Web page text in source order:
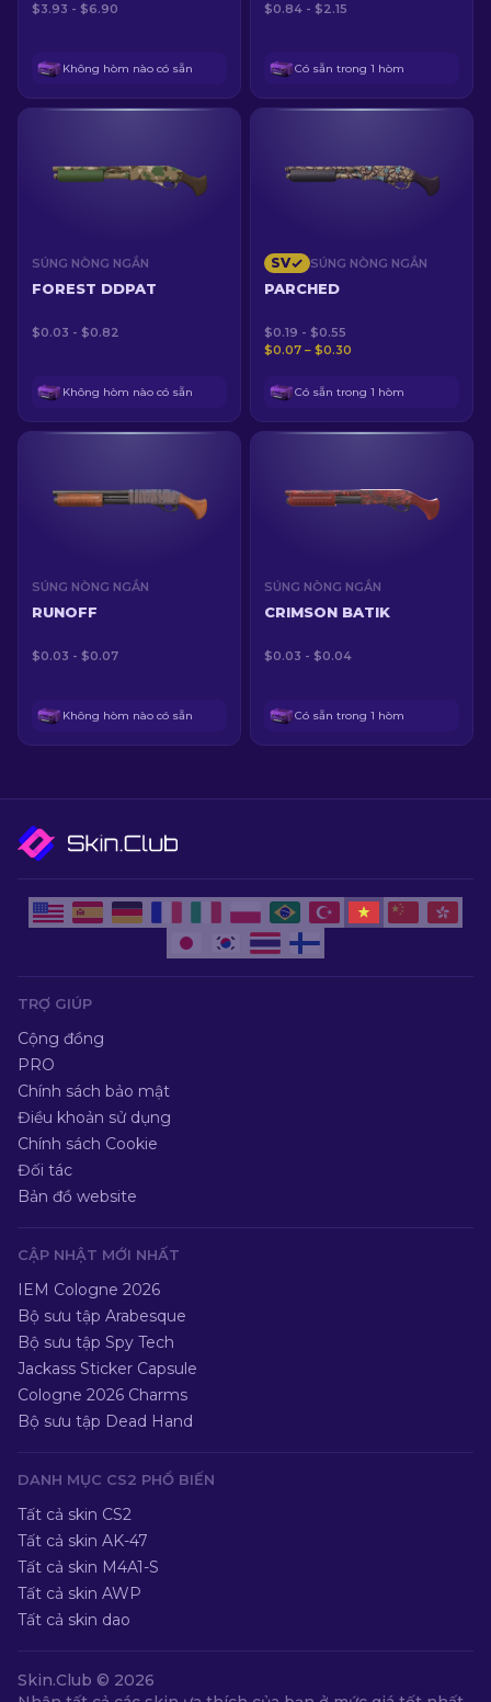
$3.93 - $6.90
Không hòm nào có sẵn
$0.84 - $2.15
Có sẵn trong 1 hòm
SÚNG NÒNG NGẮN
FOREST DDPAT
$0.03 - $0.82
Không hòm nào có sẵn
SV SÚNG NÒNG NGẮN
PARCHED
$0.19 - $0.55
$0.07 – $0.30
Có sẵn trong 1 hòm
SÚNG NÒNG NGẮN
RUNOFF
$0.03 - $0.07
Không hòm nào có sẵn
SÚNG NÒNG NGẮN
CRIMSON BATIK
$0.03 - $0.04
Có sẵn trong 1 hòm
TRỢ GIÚP
Cộng đồng
PRO
Chính sách bảo mật
Điều khoản sử dụng
Chính sách Cookie
Đối tác
Bản đồ website
CẬP NHẬT MỚI NHẤT
IEM Cologne 2026
Bộ sưu tập Arabesque
Bộ sưu tập Spy Tech
Jackass Sticker Capsule
Cologne 2026 Charms
Bộ sưu tập Dead Hand
DANH MỤC CS2 PHỔ BIẾN
Tất cả skin CS2
Tất cả skin AK-47
Tất cả skin M4A1-S
Tất cả skin AWP
Tất cả skin dao
Skin.Club © 2026